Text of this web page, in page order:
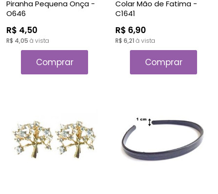
Piranha Pequena Onça -
O646
R$ 4,50
R$ 4,05 à vista
Comprar
Colar Mão de Fatima -
C1641
R$ 6,90
R$ 6,21 à vista
Comprar